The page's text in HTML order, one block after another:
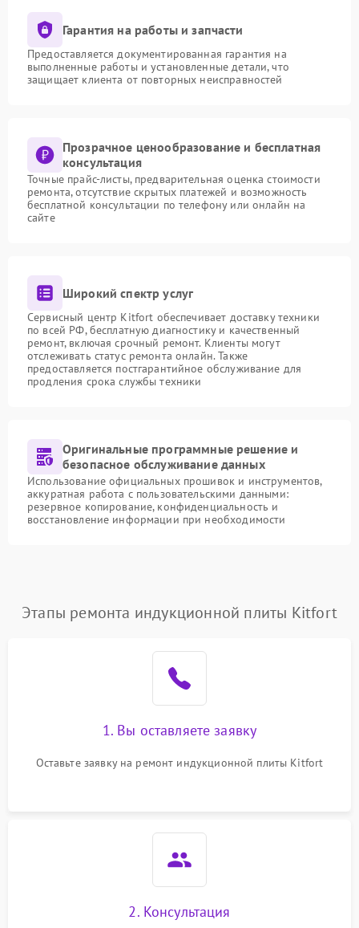
Гарантия на работы и запчасти
Предоставляется документированная гарантия на
выполненные работы и установленные детали, что
защищает клиента от повторных неисправностей
Прозрачное ценообразование и бесплатная
консультация
Точные прайс-листы, предварительная оценка стоимости
ремонта, отсутствие скрытых платежей и возможность
бесплатной консультации по телефону или онлайн на
сайте
Широкий спектр услуг
Сервисный центр Kitfort обеспечивает доставку техники
по всей РФ, бесплатную диагностику и качественный
ремонт, включая срочный ремонт. Клиенты могут
отслеживать статус ремонта онлайн. Также
предоставляется постгарантийное обслуживание для
продления срока службы техники
Оригинальные программные решение и
безопасное обслуживание данных
Использование официальных прошивок и инструментов,
аккуратная работа с пользовательскими данными:
резервное копирование, конфиденциальность и
восстановление информации при необходимости
Этапы ремонта индукционной плиты Kitfort
1. Вы оставляете заявку
Оставьте заявку на ремонт индукционной плиты Kitfort
2. Консультация